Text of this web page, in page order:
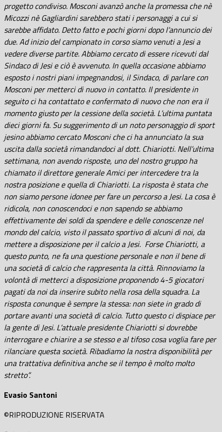
progetto condiviso. Mosconi avanzò anche la promessa che nè
Micozzi nè Gagliardini sarebbero stati i personaggi a cui si
sarebbe affidato. Detto fatto e pochi giorni dopo l’annuncio dei
due. Ad inizio del campionato in corso siamo venuti a Jesi a
vedere diverse partite. Abbiamo cercato di essere ricevuti dal
Sindaco di Jesi e ciò è avvenuto. In quella occasione abbiamo
esposto i nostri piani impegnandosi, il Sindaco, di parlare con
Mosconi per metterci di nuovo in contatto. Il presidente in
seguito ci ha contattato e confermato di nuovo che non era il
momento giusto per la cessione della società. L’ultima puntata
dieci giorni fa. Su suggerimento di un noto personaggio di sport
jesino abbiamo cercato Mosconi che ci ha annunciato la sua
uscita dalla società rimandandoci al dott. Chiariotti. Nell’ultima
settimana, non avendo risposte, uno del nostro gruppo ha
chiamato il direttore generale Amici per intercedere tra la
nostra posizione e quella di Chiariotti. La risposta è stata che
non siamo persone idonee per fare un percorso a Jesi. La cosa è
ridicola, non conoscendoci e non sapendo se abbiamo
effettivamente dei soldi da spendere e delle conoscenze nel
mondo del calcio, visto il passato sportivo di alcuni di noi, da
mettere a disposizione per il calcio a Jesi. Forse Chiariotti, a
questo punto, ne fa una questione personale e non il bene di
una società di calcio che rappresenta la città. Rinnoviamo la
volontà di metterci a disposizione proponendo 4-5 giocatori
pagati da noi da inserire subito nella rosa della squadra. La
risposta conunque è sempre la stessa: non siete in grado di
portare avanti una società di calcio. Tutto questo ci dispiace per
la gente di Jesi. L’attuale presidente Chiariotti si dovrebbe
interrogare e chiarire a se stesso e al tifoso cosa voglia fare per
rilanciare questa società. Ribadiamo la nostra disponibilità per
una trattativa definitiva anche se il tempo è molto molto
stretto”.
Evasio Santoni
©RIPRODUZIONE RISERVATA